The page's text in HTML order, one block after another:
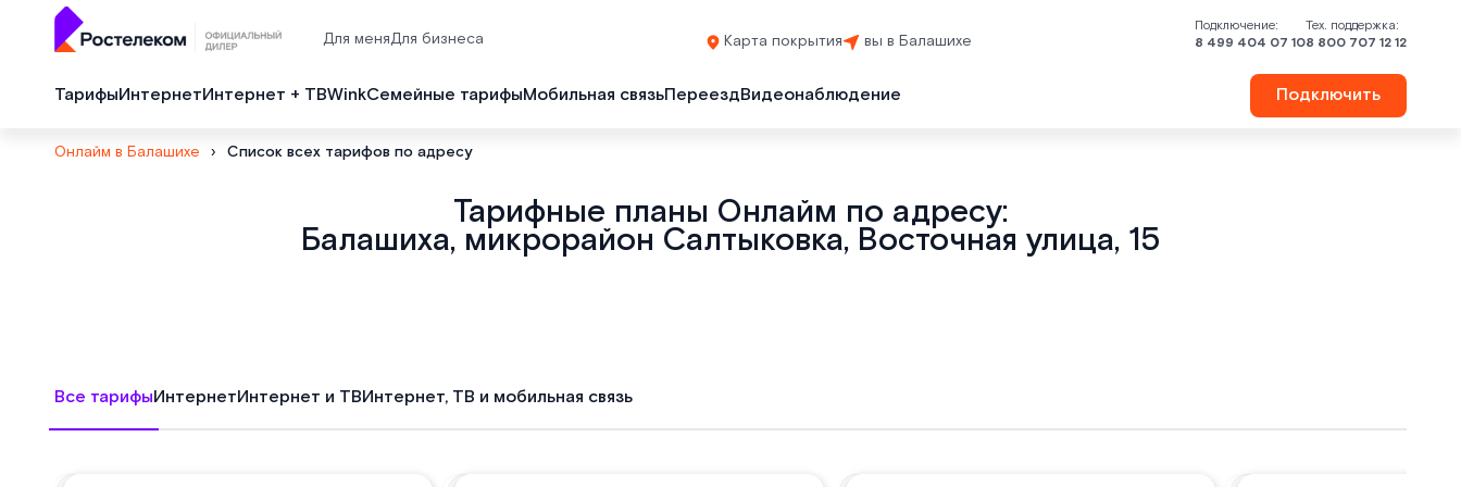
Для меняДля бизнеса Карта покрытия вы в Балашихе
Подключение:
8 499 404 07 10
Тех. поддержка:
8 800 707 12 12
ТарифыИнтернетИнтернет + ТВWinkСемейные тарифыМобильная связьПереездВидеонаблюдение Подключить
Онлайм в Балашихе › Список всех тарифов по адресу
Тарифные планы Онлайм по адресу:
Балашиха, микрорайон Салтыковка, Восточная улица, 15
Все тарифыИнтернетИнтернет и ТВИнтернет, ТВ и мобильная связь